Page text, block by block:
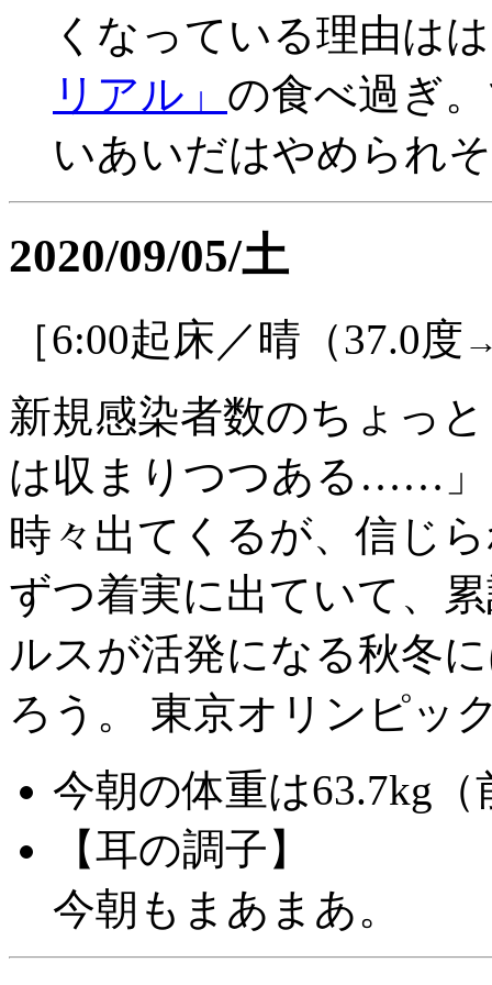
くなっている理由は
リアル」 の食べ過ぎ
いあいだはやめられ
2020/09/05/土
［6:00起床／晴（37.0度
新規感染者数のちょっ
は収まりつつある……」
時々出てくるが、信じ
ずつ着実に出ていて、
ルスが活発になる秋冬
ろう。 東京オリンピッ
今朝の体重は63.7kg（
【耳の調子】
今朝もまあまあ。